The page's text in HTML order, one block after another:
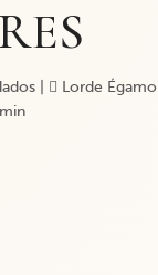
|
Lorde Égamo